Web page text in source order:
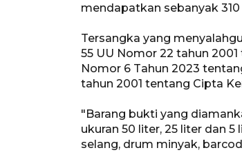
mendapatkan sebanyak
Tersangka yang
55 UU Nomor 22 tahun
Nomor 6 Tahun 2023
tahun 2001 tentang Cipta
"Barang bukti yang
ukuran 50 liter, 25 liter dan 5
selang, drum minyak,